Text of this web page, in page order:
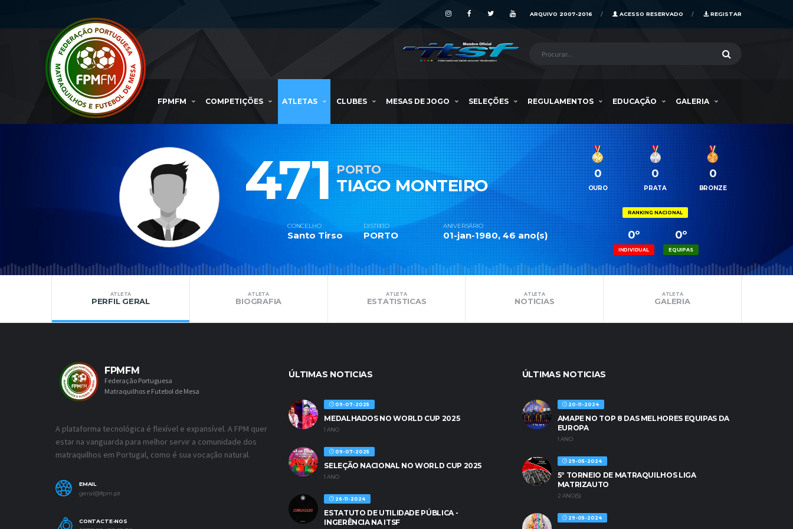
REGISTAR
ACESSO RESERVADO
ARQUIVO 2007-2016
FPMFM COMPETIÇÕES ATLETAS CLUBES MESAS DE JOGO SELEÇÕES REGULAMENTOS EDUCAÇÃO GALERIA
471 PORTO
TIAGO MONTEIRO
CONCELHO
Santo Tirso
DISTRITO
PORTO
ANIVERSÁRIO
01-jan-1980, 46 ano(s)
0
OURO
0
PRATA
0
BRONZE
RANKING NACIONAL
0º
EQUIPAS
0º
INDIVIDUAL
ATLETA
PERFIL GERAL
ATLETA
BIOGRAFIA
ATLETA
ESTATISTICAS
ATLETA
NOTICIAS
ATLETA
GALERIA
FPMFM
Federação Portuguesa
Matraquilhos e Futebol de Mesa
A plataforma tecnológica é flexível e expansível. A FPM quer
estar na vanguarda para melhor servir a comunidade dos
matraquilhos em Portugal, como é sua vocação natural.
EMAIL
geral@fpm.pt
CONTACTE-NOS
ÚLTIMAS NOTICIAS
09-07-2025
MEDALHADOS NO WORLD CUP 2025
1 ANO
09-07-2025
SELEÇÃO NACIONAL NO WORLD CUP 2025
1 ANO
26-11-2024
ESTATUTO DE UTILIDADE PÚBLICA -
INGERÊNCIA NA ITSF
ÚLTIMAS NOTICIAS
20-11-2024
AMAPE NO TOP 8 DAS MELHORES EQUIPAS DA
EUROPA
1 ANO
29-05-2024
5º TORNEIO DE MATRAQUILHOS LIGA
MATRIZAUTO
2 ANO(S)
29-05-2024